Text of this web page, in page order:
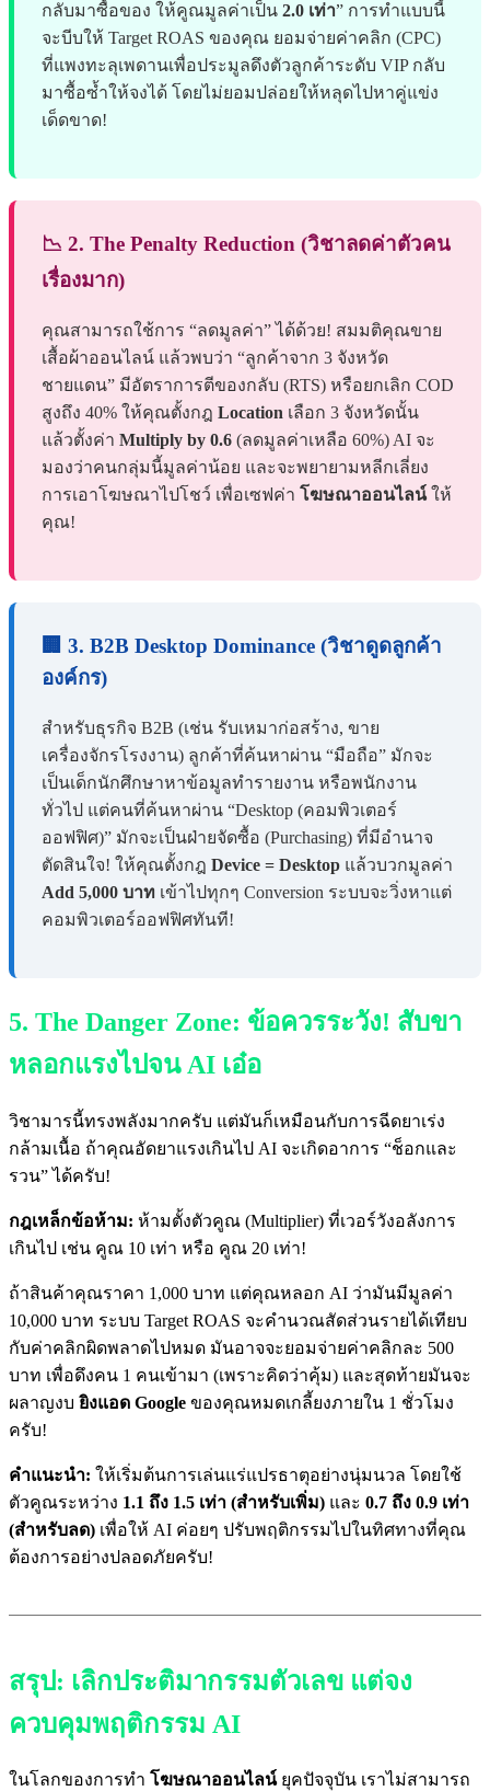
กลับมาซื้อของ ให้คูณมูลค่าเป็น 2.0 เท่า” การทำแบบนี้
จะบีบให้ Target ROAS ของคุณ ยอมจ่ายค่าคลิก (CPC)
ที่แพงทะลุเพดานเพื่อประมูลดึงตัวลูกค้าระดับ VIP กลับ
มาซื้อซ้ำให้จงได้ โดยไม่ยอมปล่อยให้หลุดไปหาคู่แข่ง
เด็ดขาด!
📉 2. The Penalty Reduction (วิชาลดค่าตัวคน
เรื่องมาก)
คุณสามารถใช้การ “ลดมูลค่า” ได้ด้วย! สมมติคุณขาย
เสื้อผ้าออนไลน์ แล้วพบว่า “ลูกค้าจาก 3 จังหวัด
ชายแดน” มีอัตราการตีของกลับ (RTS) หรือยกเลิก COD
สูงถึง 40% ให้คุณตั้งกฎ Location เลือก 3 จังหวัดนั้น
แล้วตั้งค่า Multiply by 0.6 (ลดมูลค่าเหลือ 60%) AI จะ
มองว่าคนกลุ่มนี้มูลค่าน้อย และจะพยายามหลีกเลี่ยง
การเอาโฆษณาไปโชว์ เพื่อเซฟค่า โฆษณาออนไลน์ให้
คุณ!
🏢 3. B2B Desktop Dominance (วิชาดูดลูกค้า
องค์กร)
สำหรับธุรกิจ B2B (เช่น รับเหมาก่อสร้าง, ขาย
เครื่องจักรโรงงาน) ลูกค้าที่ค้นหาผ่าน “มือถือ” มักจะ
เป็นเด็กนักศึกษาหาข้อมูลทำรายงาน หรือพนักงาน
ทั่วไป แต่คนที่ค้นหาผ่าน “Desktop (คอมพิวเตอร์
ออฟฟิศ)” มักจะเป็นฝ่ายจัดซื้อ (Purchasing) ที่มีอำนาจ
ตัดสินใจ! ให้คุณตั้งกฎ Device = Desktop แล้วบวกมูลค่า
Add 5,000 บาท เข้าไปทุกๆ Conversion ระบบจะวิ่งหาแต่
คอมพิวเตอร์ออฟฟิศทันที!
5. The Danger Zone: ข้อควรระวัง! สับขา
หลอกแรงไปจน AI เอ๋อ
วิชามารนี้ทรงพลังมากครับ แต่มันก็เหมือนกับการฉีดยาเร่ง
กล้ามเนื้อ ถ้าคุณอัดยาแรงเกินไป AI จะเกิดอาการ “ช็อกและ
รวน” ได้ครับ!
กฎเหล็กข้อห้าม: ห้ามตั้งตัวคูณ (Multiplier) ที่เวอร์วังอลังการ
เกินไป เช่น คูณ 10 เท่า หรือ คูณ 20 เท่า!
ถ้าสินค้าคุณราคา 1,000 บาท แต่คุณหลอก AI ว่ามันมีมูลค่า
10,000 บาท ระบบ Target ROAS จะคำนวณสัดส่วนรายได้เทียบ
กับค่าคลิกผิดพลาดไปหมด มันอาจจะยอมจ่ายค่าคลิกละ 500
บาท เพื่อดึงคน 1 คนเข้ามา (เพราะคิดว่าคุ้ม) และสุดท้ายมันจะ
ผลาญงบ ยิงแอด Google ของคุณหมดเกลี้ยงภายใน 1 ชั่วโมง
ครับ!
คำแนะนำ: ให้เริ่มต้นการเล่นแร่แปรธาตุอย่างนุ่มนวล โดยใช้
ตัวคูณระหว่าง 1.1 ถึง 1.5 เท่า (สำหรับเพิ่ม) และ 0.7 ถึง 0.9 เท่า
(สำหรับลด) เพื่อให้ AI ค่อยๆ ปรับพฤติกรรมไปในทิศทางที่คุณ
ต้องการอย่างปลอดภัยครับ!
สรุป: เลิกประติมากรรมตัวเลข แต่จง
ควบคุมพฤติกรรม AI
ในโลกของการทำ โฆษณาออนไลน์ยุคปัจจุบัน เราไม่สามารถ